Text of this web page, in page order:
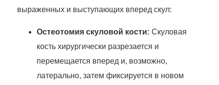
выраженных и выступающих вперед скул:
Остеотомия скуловой кости: Скуловая
кость хирургически разрезается и
перемещается вперед и, возможно,
латерально, затем фиксируется в новом